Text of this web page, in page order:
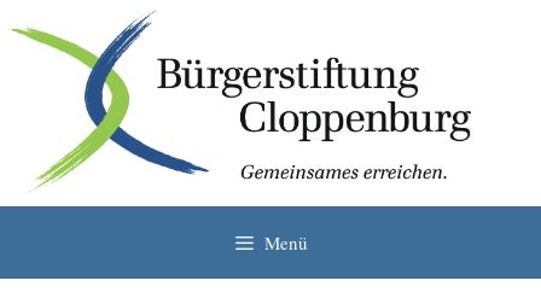
Inhalt
springen
Menü